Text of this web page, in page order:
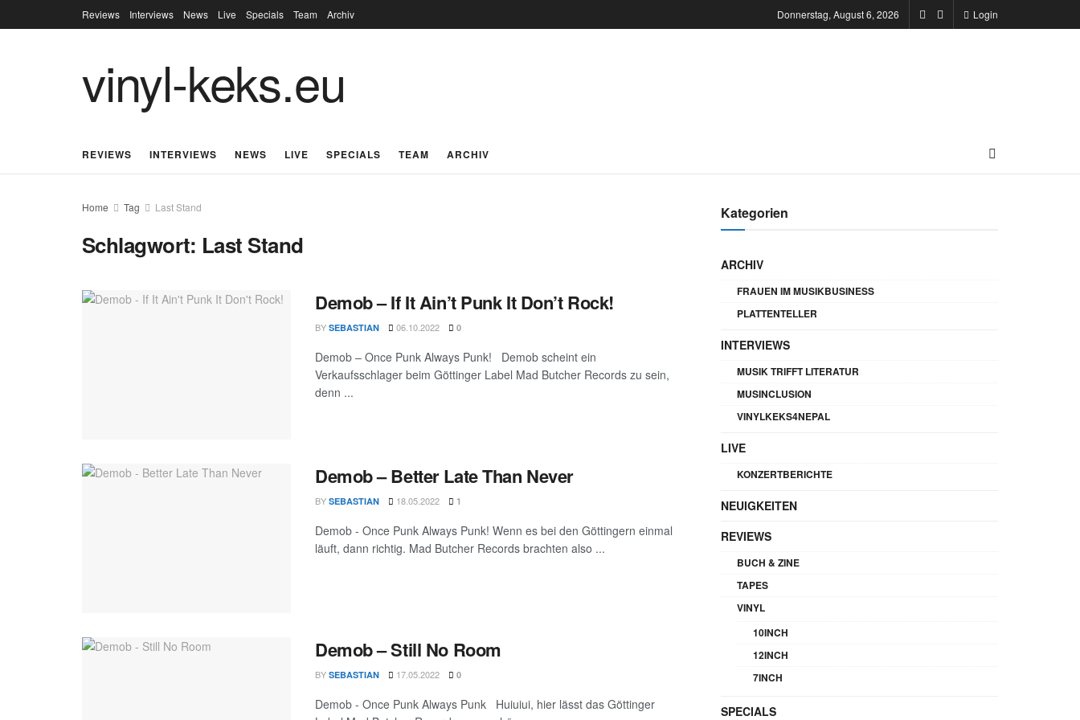
Reviews Interviews News Live Specials Team Archiv Donnerstag, August 6, 2026 Login
vinyl-keks.eu
REVIEWS INTERVIEWS NEWS LIVE SPECIALS TEAM ARCHIV
Home Tag Last Stand
Schlagwort: Last Stand
Demob – If It Ain’t Punk It Don’t Rock!
BY SEBASTIAN 06.10.2022 0
Demob – Once Punk Always Punk! Demob scheint ein
Verkaufsschlager beim Göttinger Label Mad Butcher Records zu sein,
denn ...
Demob – Better Late Than Never
BY SEBASTIAN 18.05.2022 1
Demob - Once Punk Always Punk! Wenn es bei den Göttingern einmal
läuft, dann richtig. Mad Butcher Records brachten also ...
Demob – Still No Room
BY SEBASTIAN 17.05.2022 0
Demob - Once Punk Always Punk Huiuiui, hier lässt das Göttinger
Kategorien
ARCHIV
FRAUEN IM MUSIKBUSINESS
PLATTENTELLER
INTERVIEWS
MUSIK TRIFFT LITERATUR
MUSINCLUSION
VINYLKEKS4NEPAL
LIVE
KONZERTBERICHTE
NEUIGKEITEN
REVIEWS
BUCH & ZINE
TAPES
VINYL
10INCH
12INCH
7INCH
SPECIALS